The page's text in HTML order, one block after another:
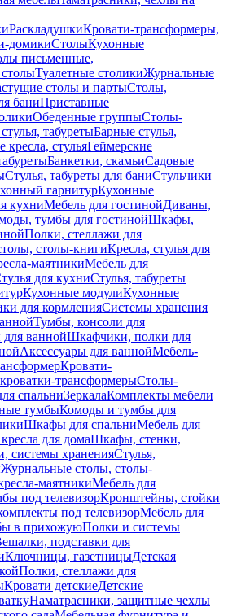
РаскладушкиКровати-трансформеры,
домикиСтолыКухонные
письменные,
Туалетные столикиЖурнальные
столы и партыСтолы,
баниПриставные
Обеденные группыСтолы-
табуретыБарные стулья,
стульяГеймерские
Банкетки, скамьиСадовые
Стулья, табуреты для баниСтульчики
гарнитурКухонные
кухниМебель для гостинойДиваны,
тумбы для гостинойШкафы,
Полки, стеллажи для
столы-книгиКресла, стулья для
маятникиМебель для
для кухниСтулья, табуреты
Кухонные модулиКухонные
для кормленияСистемы хранения
Тумбы, консоли для
ваннойШкафчики, полки для
Аксессуары для ваннойМебель-
Кровати-
трансформерыСтолы-
спальниЗеркалаКомплекты мебели
тумбыКомоды и тумбы для
Шкафы для спальниМебель для
для домаШкафы, стенки,
системы храненияСтулья,
Журнальные столы, столы-
маятникиМебель для
под телевизорКронштейны, стойки
под телевизорМебель для
в прихожуюПолки и системы
подставки для
Ключницы, газетницыДетская
Полки, стеллажи для
Кровати детскиеДетские
Наматрасники, защитные чехлы